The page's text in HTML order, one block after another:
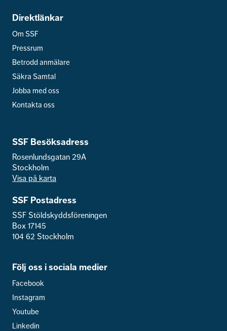
Direktlänkar
Om SSF
Pressrum
Betrodd anmälare
Säkra Samtal
Jobba med oss
Kontakta oss
SSF Besöksadress
Rosenlundsgatan 29A
Stockholm
Visa på karta
SSF Postadress
SSF Stöldskyddsföreningen
Box 17145
104 62 Stockholm
Följ oss i sociala medier
Facebook
Instagram
Youtube
Linkedin